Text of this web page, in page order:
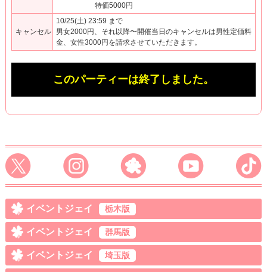
特価5000円
キャンセル
10/25(土) 23:59 まで
男女2000円、それ以降〜開催当日のキャンセルは男性定価料
金、女性3000円を請求させていただきます。
このパーティーは終了しました。
イベントジェイ 栃木版
イベントジェイ 群馬版
イベントジェイ 埼玉版